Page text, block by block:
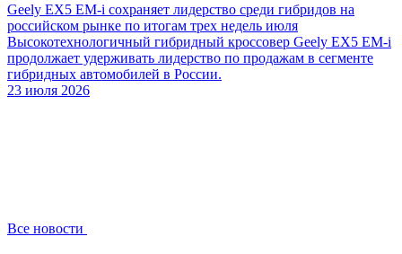
Geely EX5 EM-i сохраняет лидерство среди гибридов на
российском рынке по итогам трех недель июля
Высокотехнологичный гибридный кроссовер Geely EX5 EM-i
продолжает удерживать лидерство по продажам в сегменте
гибридных автомобилей в России.
23 июля 2026
Все новости